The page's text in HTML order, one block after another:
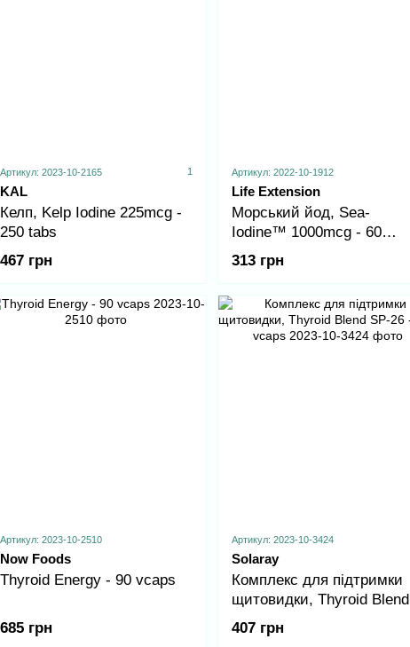
Артикул: 2023-10-2165 1
KAL
Келп, Kelp Iodine 225mcg -
250 tabs
467 грн
Артикул: 2022-10-1912
Life Extension
Морський йод, Sea-
Iodine™ 1000mcg - 60
vcaps
313 грн
Артикул: 2023-10-2510
Now Foods
Thyroid Energy - 90 vcaps
685 грн
Артикул: 2023-10-3424
Solaray
Комплекс для підтримки
щитовидки, Thyroid Blend
SP-26 - 100 vcaps
407 грн